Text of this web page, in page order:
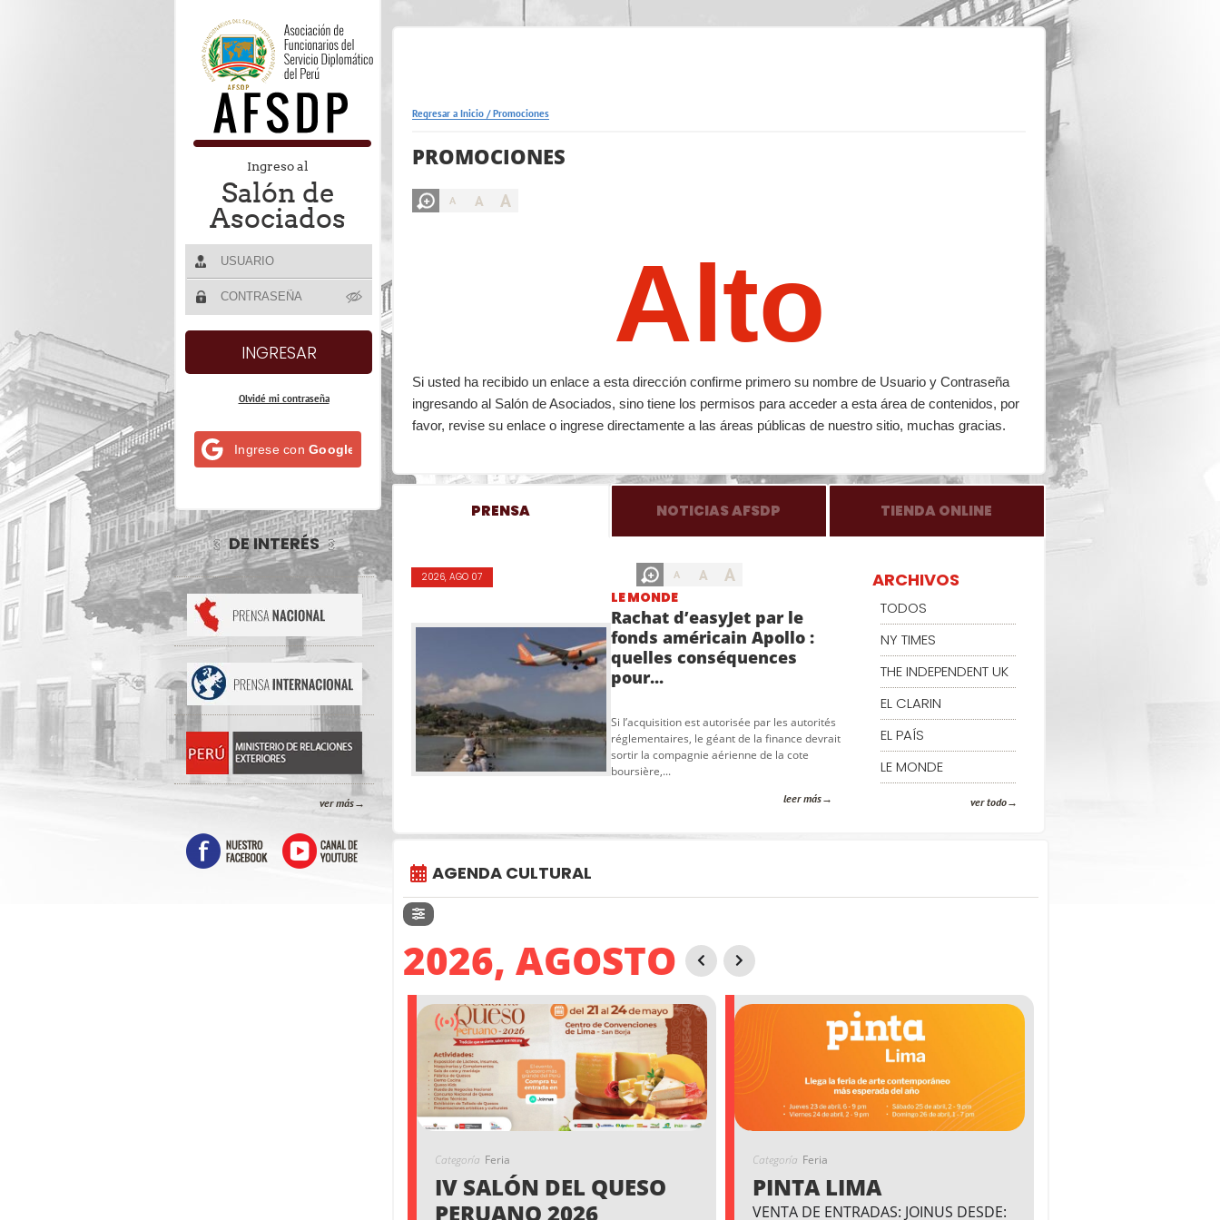
Ingreso al
Salón de
Asociados
Olvidé mi contraseña
Ingrese con Google
DE INTERÉS
ver más
Regresar a Inicio /Promociones
PROMOCIONES
A A A
Alto
Si usted ha recibido un enlace a esta dirección confirme primero su nombre de Usuario y Contraseña
ingresando al Salón de Asociados, sino tiene los permisos para acceder a esta área de contenidos, por
favor, revise su enlace o ingrese directamente a las áreas públicas de nuestro sitio, muchas gracias.
PRENSA NOTICIAS AFSDP TIENDA ONLINE
A A A
2026, AGO 07
LE MONDE
Rachat d’easyJet par le
fonds américain Apollo :
quelles conséquences
pour...
Si l’acquisition est autorisée par les autorités
réglementaires, le géant de la finance devrait
sortir la compagnie aérienne de la cote
boursière,...
leer más
ARCHIVOS
TODOS
NY TIMES
THE INDEPENDENT UK
EL CLARIN
EL PAÍS
LE MONDE
ver todo
AGENDA CULTURAL
2026, AGOSTO
Categoría Feria
IV SALÓN DEL QUESO
PERUANO 2026
Categoría Feria
PINTA LIMA
VENTA DE ENTRADAS: JOINUS DESDE: